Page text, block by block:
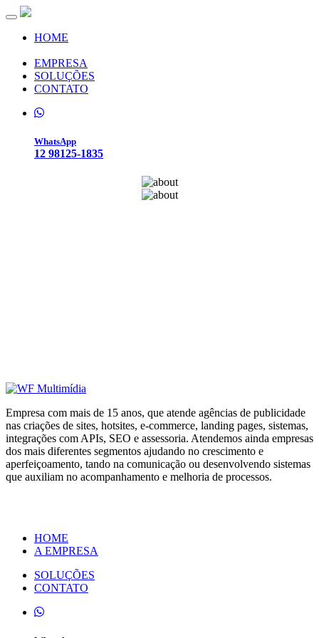
Toggle navigation
HOME
EMPRESA
SOLUÇÕES
CONTATO
WhatsApp
12 98125-1835
Empresa com mais de 15 anos, que atende agências de publicidade
nas criações de sites, hotsites, e-commerce, landing pages, sistemas,
integrações com APIs, SEO e assessoria. Atendemos ainda empresas
dos mais diferentes segmentos ajudando no crescimento e
aperfeiçoamento, tando na comunicação ou desenvolvendo sistemas
que auxiliam no acompanhamento e melhoria de processos.
HOME
A EMPRESA
SOLUÇÕES
CONTATO